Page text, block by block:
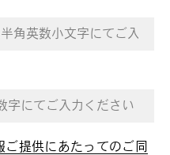
ご提供にあたってのご同